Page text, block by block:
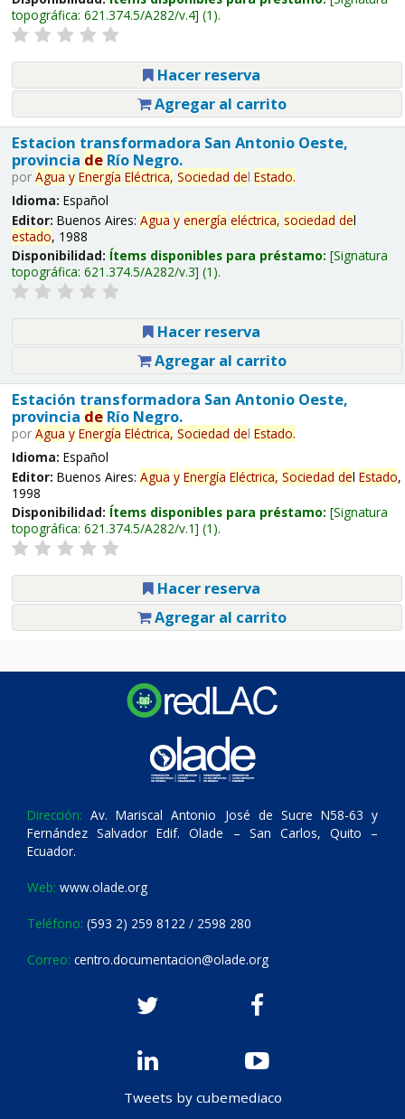
topográfica: 621.374.5/A282/v.4 (1).
Hacer reserva
Agregar al carrito
Estacion transformadora San Antonio Oeste,
provincia deRío Negro.
por Agua y Energía Eléctrica, Sociedad del Estado.
Idioma: Español
Editor: Buenos Aires: Agua y energía eléctrica, sociedad del
estado, 1988
Disponibilidad: Ítems disponibles para préstamo: Signatura
topográfica: 621.374.5/A282/v.3 (1).
Hacer reserva
Agregar al carrito
Estación transformadora San Antonio Oeste,
provincia deRío Negro.
por Agua y Energía Eléctrica, Sociedad del Estado.
Idioma: Español
Editor: Buenos Aires: Agua y Energía Eléctrica, Sociedad del Estado,
1998
Disponibilidad: Ítems disponibles para préstamo: Signatura
topográfica: 621.374.5/A282/v.1 (1).
Hacer reserva
Agregar al carrito
Dirección: Av. Mariscal Antonio José de Sucre N58-63 y
Fernández Salvador Edif. Olade – San Carlos, Quito –
Ecuador.
Web: www.olade.org
Teléfono: (593 2) 259 8122 / 2598 280
Correo: centro.documentacion@olade.org
Tweets by cubemediaco